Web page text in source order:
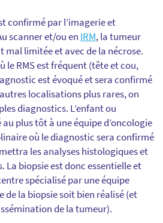
confirmé par l’imagerie et
scanner et/ou en IRM, la tumeur
mal limitée et avec de la nécrose.
le RMS est fréquent (tête et cou,
est évoqué et sera confirmé
localisations plus rares, on
diagnostics. L’enfant ou
plus tôt à une équipe d’oncologie
où le diagnostic sera confirmé
les analyses histologiques et
La biopsie est donc essentielle et
spécialisé par une équipe
de la biopsie soit bien réalisé (et
de la tumeur).